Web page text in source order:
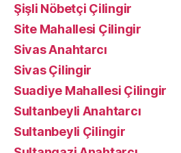
Şişli Nöbetçi Çilingir
Site Mahallesi Çilingir
Sivas Anahtarcı
Sivas Çilingir
Suadiye Mahallesi Çilingir
Sultanbeyli Anahtarcı
Sultanbeyli Çilingir